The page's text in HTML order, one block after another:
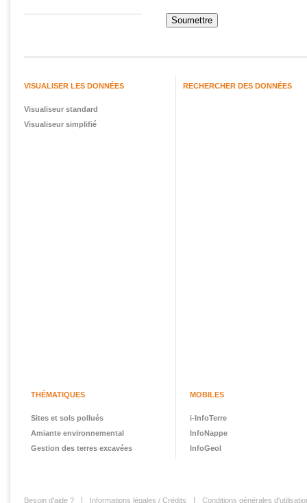
VISUALISER LES DONNÉES
Visualiseur standard
Visualiseur simplifié
RECHERCHER DES DONNÉES
THÉMATIQUES
Sites et sols pollués
Amiante environnemental
Gestion des terres excavées
MOBILES
i-InfoTerre
InfoNappe
InfoGeol
Besoin d'aide ? Informations légales / Crédits Conditions générales